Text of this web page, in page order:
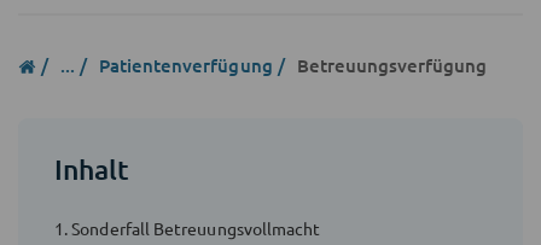
... Patientenverfügung Betreuungsverfügung
Inhalt
1. Sonderfall Betreuungsvollmacht